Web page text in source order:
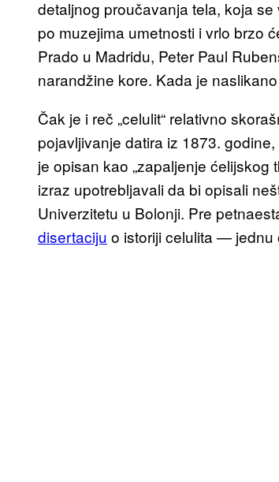
detaljnog proučavanja tela, koja
po muzejima umetnosti i vrlo brzo
Prado u Madridu, Peter Paul
narandžine kore. Kada je
Čak je i reč „celulit“ relativno
pojavljivanje datira iz 1873.
je opisan kao „zapaljenje ćelijskog
izraz upotrebljavali da bi opisali
Univerzitetu u Bolonji. Pre
disertaciju o istoriji celulita — jednu